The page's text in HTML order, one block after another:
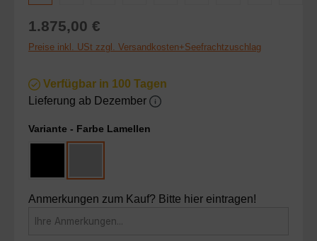
Regulärer Preis:
1.875,00 €
Preise inkl. USt zzgl. Versandkosten+Seefrachtzuschlag
Verfügbar in 100 Tagen
Lieferung ab Dezember
Variante - Farbe Lamellen
Anmerkungen zum Kauf? Bitte hier eintragen!